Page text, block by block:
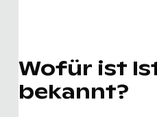
Wofür ist
bekannt?